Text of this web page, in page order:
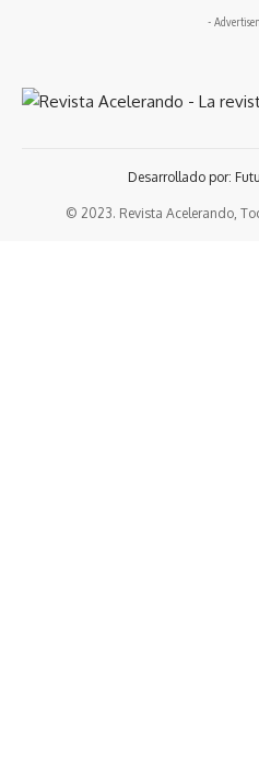
-
© 2023. Revista Acelerando,
Desarrollado por: